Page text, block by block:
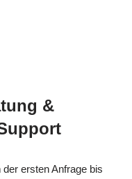
&
ersten Anfrage bis